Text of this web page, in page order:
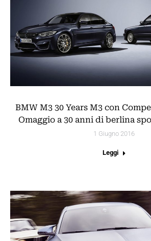
BMW M3 30 Years M3 con
Omaggio a 30 anni di berlina
1 Giugno 2016
Leggi